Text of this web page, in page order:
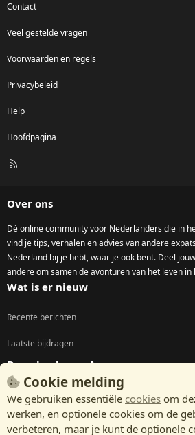
Contact
Veel gestelde vragen
Voorwaarden en regels
Privacybeleid
Help
Hoofdpagina
R
Over ons
Dé online community voor Nederlanders die in
vind je tips, verhalen en advies van andere
Nederland bij je hebt, waar je ook bent. Deel
andere om samen de avonturen van het leven
Wat is er nieuw
Recente berichten
Laatste bijdragen
Download onze App
Cookie melding
We gebruiken essentiële cookies om
werken, en optionele cookies om de
verbeteren, maar je kunt de optionele